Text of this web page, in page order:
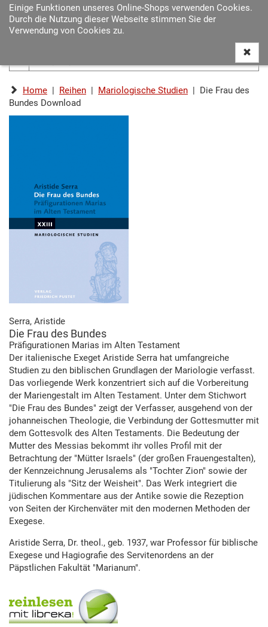
Einige Funktionen unseres Online-Shops verwenden Cookies.
Durch die Nutzung dieser Webseite stimmen Sie der
Verwendung von Cookies zu.
Home | Reihen | Mariologische Studien | Die Frau des
Bundes Download
Serra, Aristide
Die Frau des Bundes
Präfigurationen Marias im Alten Testament
Der italienische Exeget Aristide Serra hat umfangreiche
Studien zu den biblischen Grundlagen der Mariologie verfasst.
Das vorliegende Werk konzentriert sich auf die Vorbereitung
der Mariengestalt im Alten Testament. Unter dem Stichwort
"Die Frau des Bundes" zeigt der Verfasser, ausgehend von der
johanneischen Theologie, die Verbindung der Gottesmutter mit
dem Gottesvolk des Alten Testaments. Die Bedeutung der
Mutter des Messias bekommt ihr volles Profil mit der
Betrachtung der "Mütter Israels" (der großen Frauengestalten),
der Kennzeichnung Jerusalems als "Tochter Zion" sowie der
Titulierung als "Sitz der Weisheit". Das Werk integriert die
jüdischen Kommentare aus der Antike sowie die Rezeption
von Seiten der Kirchenväter mit den modernen Methoden der
Exegese.
Aristide Serra, Dr. theol., geb. 1937, war Professor für biblische
Exegese und Hagiografie des Servitenordens an der
Päpstlichen Fakultät "Marianum".